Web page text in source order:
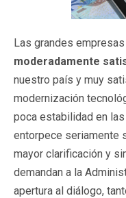
Las grandes
moderadamente
nuestro país y muy
modernización
poca estabilidad en
entorpece seriamente
mayor clarificación y
demandan a la
apertura al diálogo,